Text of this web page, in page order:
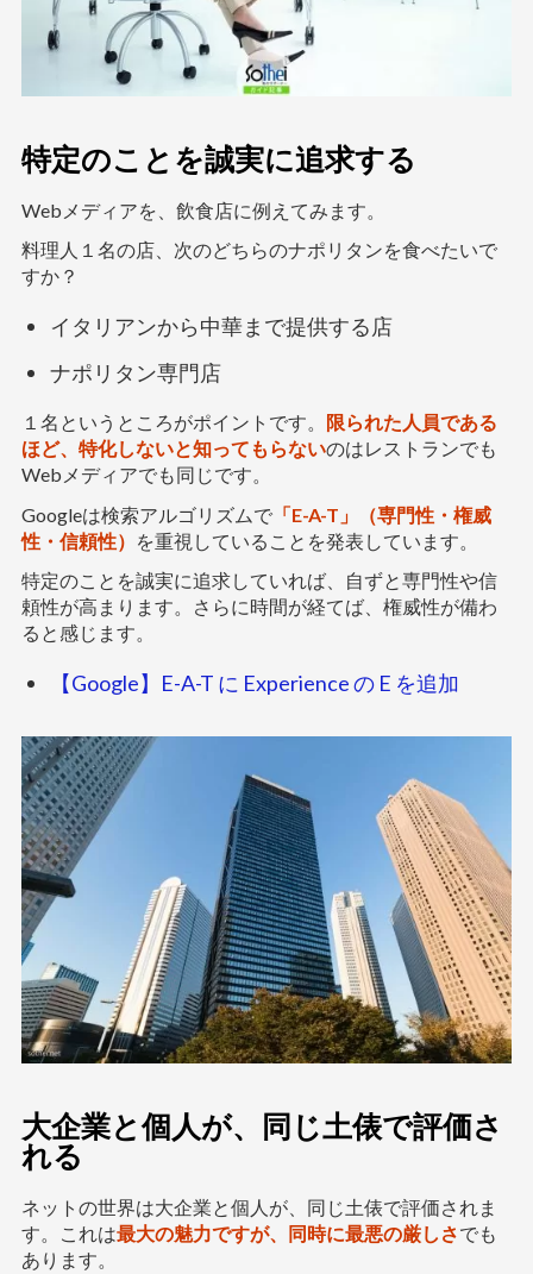
特定のことを誠実に追求する
Webメディアを、飲食店に例えてみます。
料理人１名の店、次のどちらのナポリタンを食べたいで
すか？
イタリアンから中華まで提供する店
ナポリタン専門店
１名というところがポイントです。
限られた人員である
ほど、特化しないと知ってもらないのはレストランでも
Webメディアでも同じです。
Googleは検索アルゴリズムで「E-A-T」（専門性・権威
性・信頼性） を重視していることを発表しています。
特定のことを誠実に追求していれば、自ずと専門性や信
頼性が高まります。さらに時間が経てば、権威性が備わ
ると感じます。
【Google】E-A-T に Experience の E を追加
大企業と個人が、同じ土俵で評価さ
れる
ネットの世界は大企業と個人が、同じ土俵で評価されま
す。これは最大の魅力ですが、同時に最悪の厳しさでも
あります。